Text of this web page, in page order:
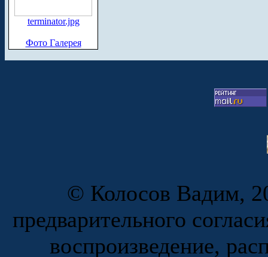
terminator.jpg
Фото Галерея
© Колосов Вадим,
предварительного
воспроизведение,